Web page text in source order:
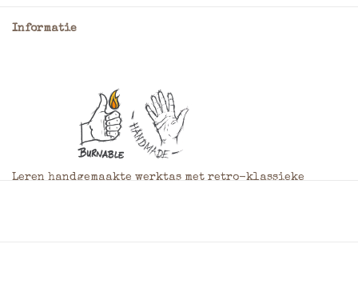
Informatie
Leren handgemaakte werktas met retro-klassieke